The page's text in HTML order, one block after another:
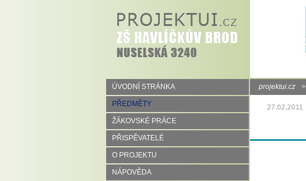
ÚVODNÍ STRÁNKA
PŘEDMĚTY
ŽÁKOVSKÉ PRÁCE
PŘISPĚVATELÉ
O PROJEKTU
NÁPOVĚDA
projektui.cz >
27.02.2011